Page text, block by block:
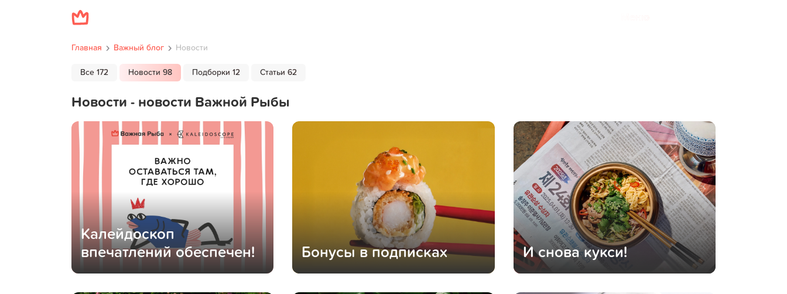
Главная Важный блог Новости
Все 172 Новости 98 Подборки 12 Статьи 62
Новости - новости Важной Рыбы
Калейдоскоп
впечатлений обеспечен!
Бонусы в подписках И снова кукси!